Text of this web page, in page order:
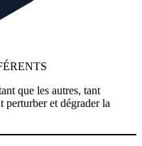
que les autres, tant
perturber et dégrader la